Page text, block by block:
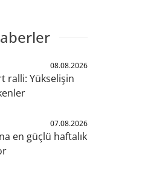
08.08.2026
ralli: Yükselişin
07.08.2026
en güçlü haftalık